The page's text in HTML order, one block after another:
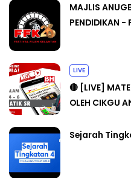
MAJLIS
PENDIDIKAN -
LIVE
🔴 [LIVE]
OLEH CIKGU
Sejarah